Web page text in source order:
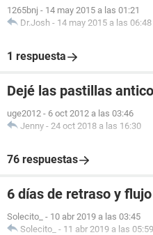
1265bnj - 14 may 2015 a las 01:21
Dr.Josh - 14 may 2015 a las 06:48
1 respuesta
Dejé las pastillas
uge2012 - 6 oct 2012 a las 03:46
Jenny - 24 oct 2018 a las 16:30
76 respuestas
6 días de retraso y
Solecito_ - 10 abr 2019 a las 03:45
Solecito_ - 11 abr 2019 a las 05:59